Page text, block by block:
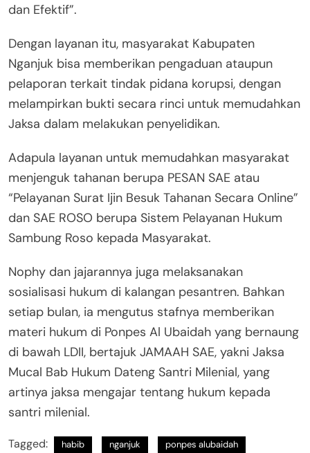
dan Efektif”.
Dengan layanan itu, masyarakat Kabupaten
Nganjuk bisa memberikan pengaduan ataupun
pelaporan terkait tindak pidana korupsi, dengan
melampirkan bukti secara rinci untuk memudahkan
Jaksa dalam melakukan penyelidikan.
Adapula layanan untuk memudahkan masyarakat
menjenguk tahanan berupa PESAN SAE atau
“Pelayanan Surat Ijin Besuk Tahanan Secara Online”
dan SAE ROSO berupa Sistem Pelayanan Hukum
Sambung Roso kepada Masyarakat.
Nophy dan jajarannya juga melaksanakan
sosialisasi hukum di kalangan pesantren. Bahkan
setiap bulan, ia mengutus stafnya memberikan
materi hukum di Ponpes Al Ubaidah yang bernaung
di bawah LDII, bertajuk JAMAAH SAE, yakni Jaksa
Mucal Bab Hukum Dateng Santri Milenial, yang
artinya jaksa mengajar tentang hukum kepada
santri milenial.
Tagged: habib nganjuk ponpes alubaidah